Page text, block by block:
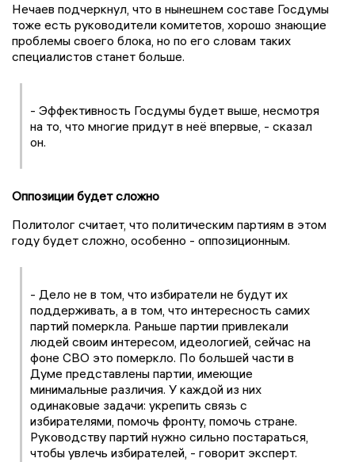
Нечаев подчеркнул, что в нынешнем составе Госдумы
тоже есть руководители комитетов, хорошо знающие
проблемы своего блока, но по его словам таких
специалистов станет больше.
- Эффективность Госдумы будет выше, несмотря
на то, что многие придут в неё впервые, - сказал
он.
Оппозиции будет сложно
Политолог считает, что политическим партиям в этом
году будет сложно, особенно - оппозиционным.
- Дело не в том, что избиратели не будут их
поддерживать, а в том, что интересность самих
партий померкла. Раньше партии привлекали
людей своим интересом, идеологией, сейчас на
фоне СВО это померкло. По большей части в
Думе представлены партии, имеющие
минимальные различия. У каждой из них
одинаковые задачи: укрепить связь с
избирателями, помочь фронту, помочь стране.
Руководству партий нужно сильно постараться,
чтобы увлечь избирателей, - говорит эксперт.